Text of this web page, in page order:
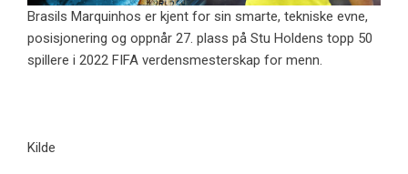
Brasils Marquinhos er kjent for sin smarte, tekniske evne,
posisjonering og oppnår 27. plass på Stu Holdens topp 50
spillere i 2022 FIFA verdensmesterskap for menn.
Kilde